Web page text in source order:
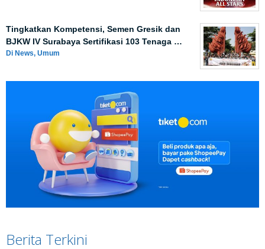
Tingkatkan Kompetensi, Semen Gresik dan
BJKW IV Surabaya Sertifikasi 103 Tenaga …
Di News, Umum
Berita Terkini